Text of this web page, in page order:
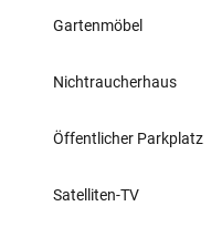
Gartenmöbel
Nichtraucherhaus
Öffentlicher Parkplatz
Satelliten-TV